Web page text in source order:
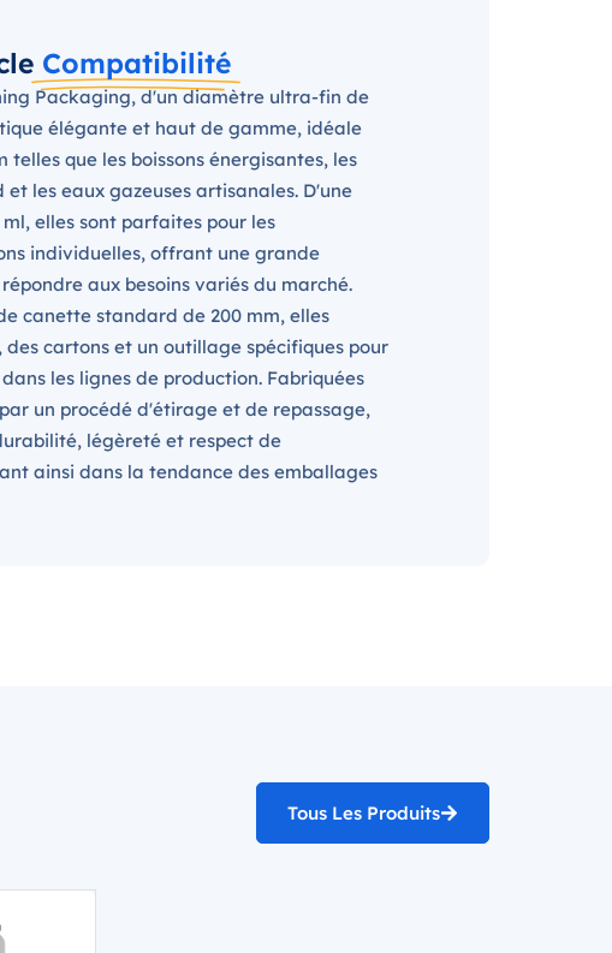
Compatibilité
Packaging, d'un diamètre ultra-fin de
élégante et haut de gamme, idéale
telles que les boissons énergisantes, les
les eaux gazeuses artisanales. D'une
elles sont parfaites pour les
individuelles, offrant une grande
aux besoins variés du marché.
canette standard de 200 mm, elles
cartons et un outillage spécifiques pour
les lignes de production. Fabriquées
un procédé d'étirage et de repassage,
légèreté et respect de
ainsi dans la tendance des emballages
Tous Les Produits